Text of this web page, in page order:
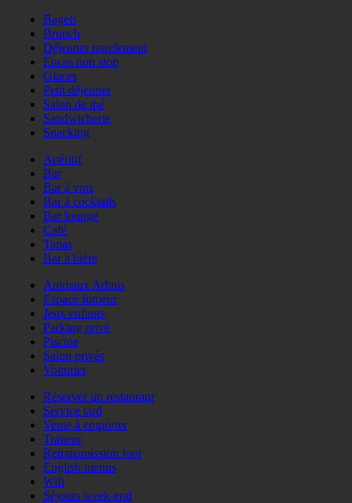
Bagels
Brunch
Déjeuner rapidement
Encas non stop
Glaces
Petit déjeuner
Salon de thé
Sandwicherie
Snacking
Apéritif
Bar
Bar à vins
Bar à cocktails
Bar lounge
Café
Tapas
Bar à bière
Animaux Admis
Espace fumeur
Jeux enfants
Parking privé
Piscine
Salon privés
Voiturier
Réserver un restaurant
Service tard
Vente à emporter
Traiteur
Retransmission foot
English menus
Wifi
Séjours week-end